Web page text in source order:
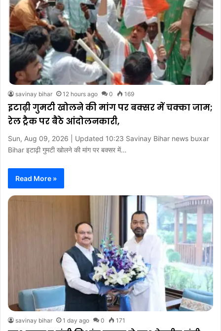
savinay bihar 12 hours ago 0 169
इटाढ़ी गुमटी खोलने की मांग पर बक्सर में चक्का जाम;
रेल ट्रैक पर बैठे आंदोलनकारी,
Sun, Aug 09, 2026 | Updated 10:23 Savinay Bihar news buxar
Bihar इटाढ़ी गुमटी खोलने की मांग पर बक्सर में…
Read More »
savinay bihar 1 day ago 0 171